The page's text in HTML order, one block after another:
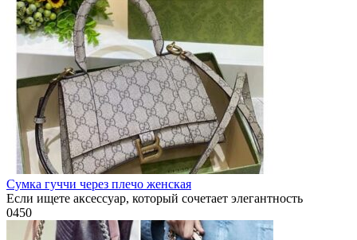
Сумка гуччи через плечо женская
Если ищете аксессуар, который сочетает элегантность
0450